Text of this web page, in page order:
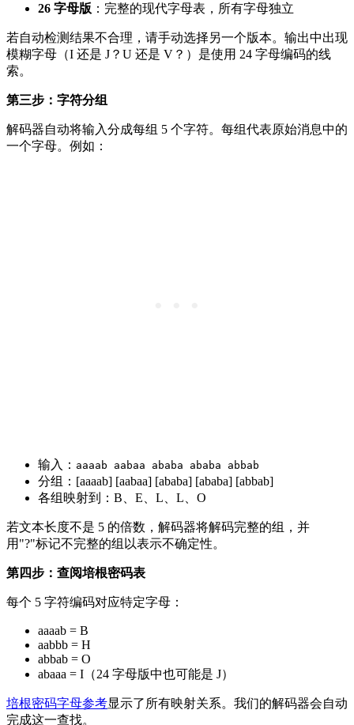
26 字母版 ：完整的现代字母表，所有字母独立
若自动检测结果不合理，请手动选择另一个版本。输出中出现
模糊字母（I 还是 J？U 还是 V？）是使用 24 字母编码的线
索。
第三步：字符分组
解码器自动将输入分成每组 5 个字符。每组代表原始消息中的
一个字母。例如：
输入： aaaab aabaa ababa ababa abbab
分组：[aaaab] [aabaa] [ababa] [ababa] [abbab]
各组映射到：B、E、L、L、O
若文本长度不是 5 的倍数，解码器将解码完整的组，并
用"?"标记不完整的组以表示不确定性。
第四步：查阅培根密码表
每个 5 字符编码对应特定字母：
aaaab = B
aabbb = H
abbab = O
abaaa = I（24 字母版中也可能是 J）
培根密码字母参考显示了所有映射关系。我们的解码器会自动
完成这一查找。